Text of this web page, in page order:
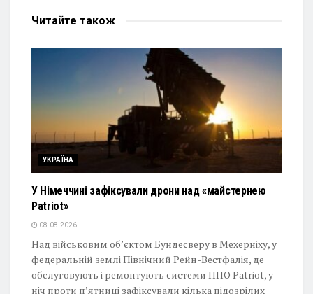
Читайте також
УКРАЇНА
У Німеччині зафіксували дрони над «майстернею
Patriot»
08.08.2026
Над військовим об’єктом Бундесверу в Мехерніху, у
федеральній землі Північний Рейн-Вестфалія, де
обслуговують і ремонтують системи ППО Patriot, у
ніч проти п’ятниці зафіксували кілька підозрілих